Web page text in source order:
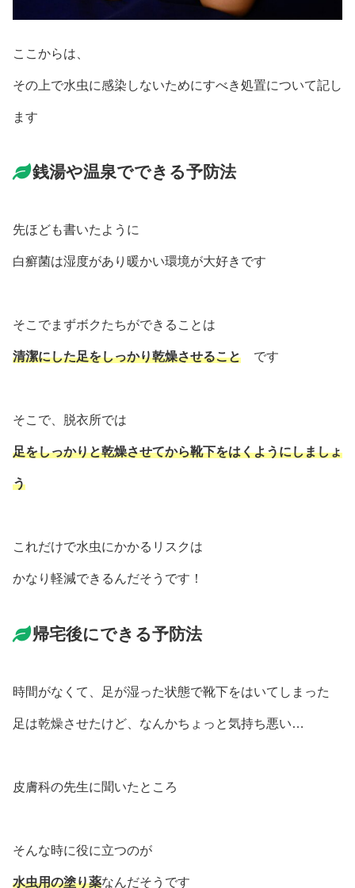
ここからは、
その上で水虫に感染しないためにすべき処置について記し
ます
銭湯や温泉でできる予防法
先ほども書いたように
白癬菌は湿度があり暖かい環境が大好きです
そこでまずボクたちができることは
清潔にした足をしっかり乾燥させること です
そこで、脱衣所では
足をしっかりと乾燥させてから靴下をはくようにしましょ
う
これだけで水虫にかかるリスクは
かなり軽減できるんだそうです！
帰宅後にできる予防法
時間がなくて、足が湿った状態で靴下をはいてしまった
足は乾燥させたけど、なんかちょっと気持ち悪い…
皮膚科の先生に聞いたところ
そんな時に役に立つのが
水虫用の塗り薬なんだそうです